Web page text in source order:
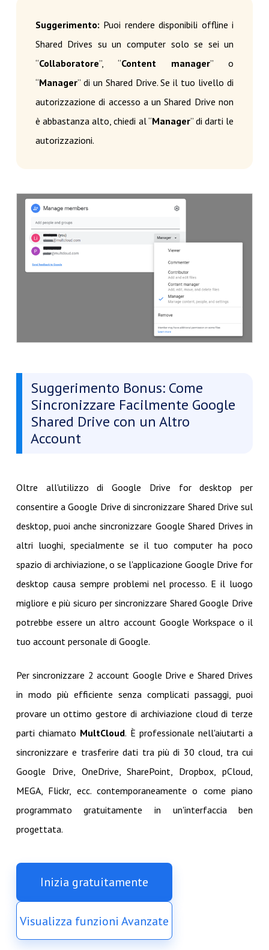
Suggerimento: Puoi rendere disponibili offline i
Shared Drives su un computer solo se sei un
“Collaboratore”, “Content manager” o
“Manager” di un Shared Drive. Se il tuo livello di
autorizzazione di accesso a un Shared Drive non
è abbastanza alto, chiedi al “Manager” di darti le
autorizzazioni.
Suggerimento Bonus: Come
Sincronizzare Facilmente Google
Shared Drive con un Altro
Account
Oltre all'utilizzo di Google Drive for desktop per
consentire a Google Drive di sincronizzare Shared Drive sul
desktop, puoi anche sincronizzare Google Shared Drives in
altri luoghi, specialmente se il tuo computer ha poco
spazio di archiviazione, o se l'applicazione Google Drive for
desktop causa sempre problemi nel processo. E il luogo
migliore e più sicuro per sincronizzare Shared Google Drive
potrebbe essere un altro account Google Workspace o il
tuo account personale di Google.
Per sincronizzare 2 account Google Drive e Shared Drives
in modo più efficiente senza complicati passaggi, puoi
provare un ottimo gestore di archiviazione cloud di terze
parti chiamato MultCloud. È professionale nell'aiutarti a
sincronizzare e trasferire dati tra più di 30 cloud, tra cui
Google Drive, OneDrive, SharePoint, Dropbox, pCloud,
MEGA, Flickr, ecc. contemporaneamente o come piano
programmato gratuitamente in un'interfaccia ben
progettata.
Inizia gratuitamente
Visualizza funzioni Avanzate